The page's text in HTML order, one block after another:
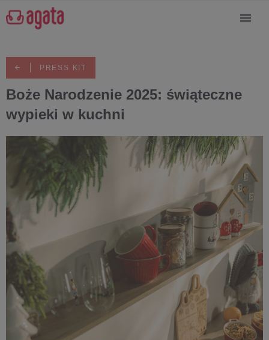
PRESS KIT
Boże Narodzenie 2025: świąteczne
wypieki w kuchni